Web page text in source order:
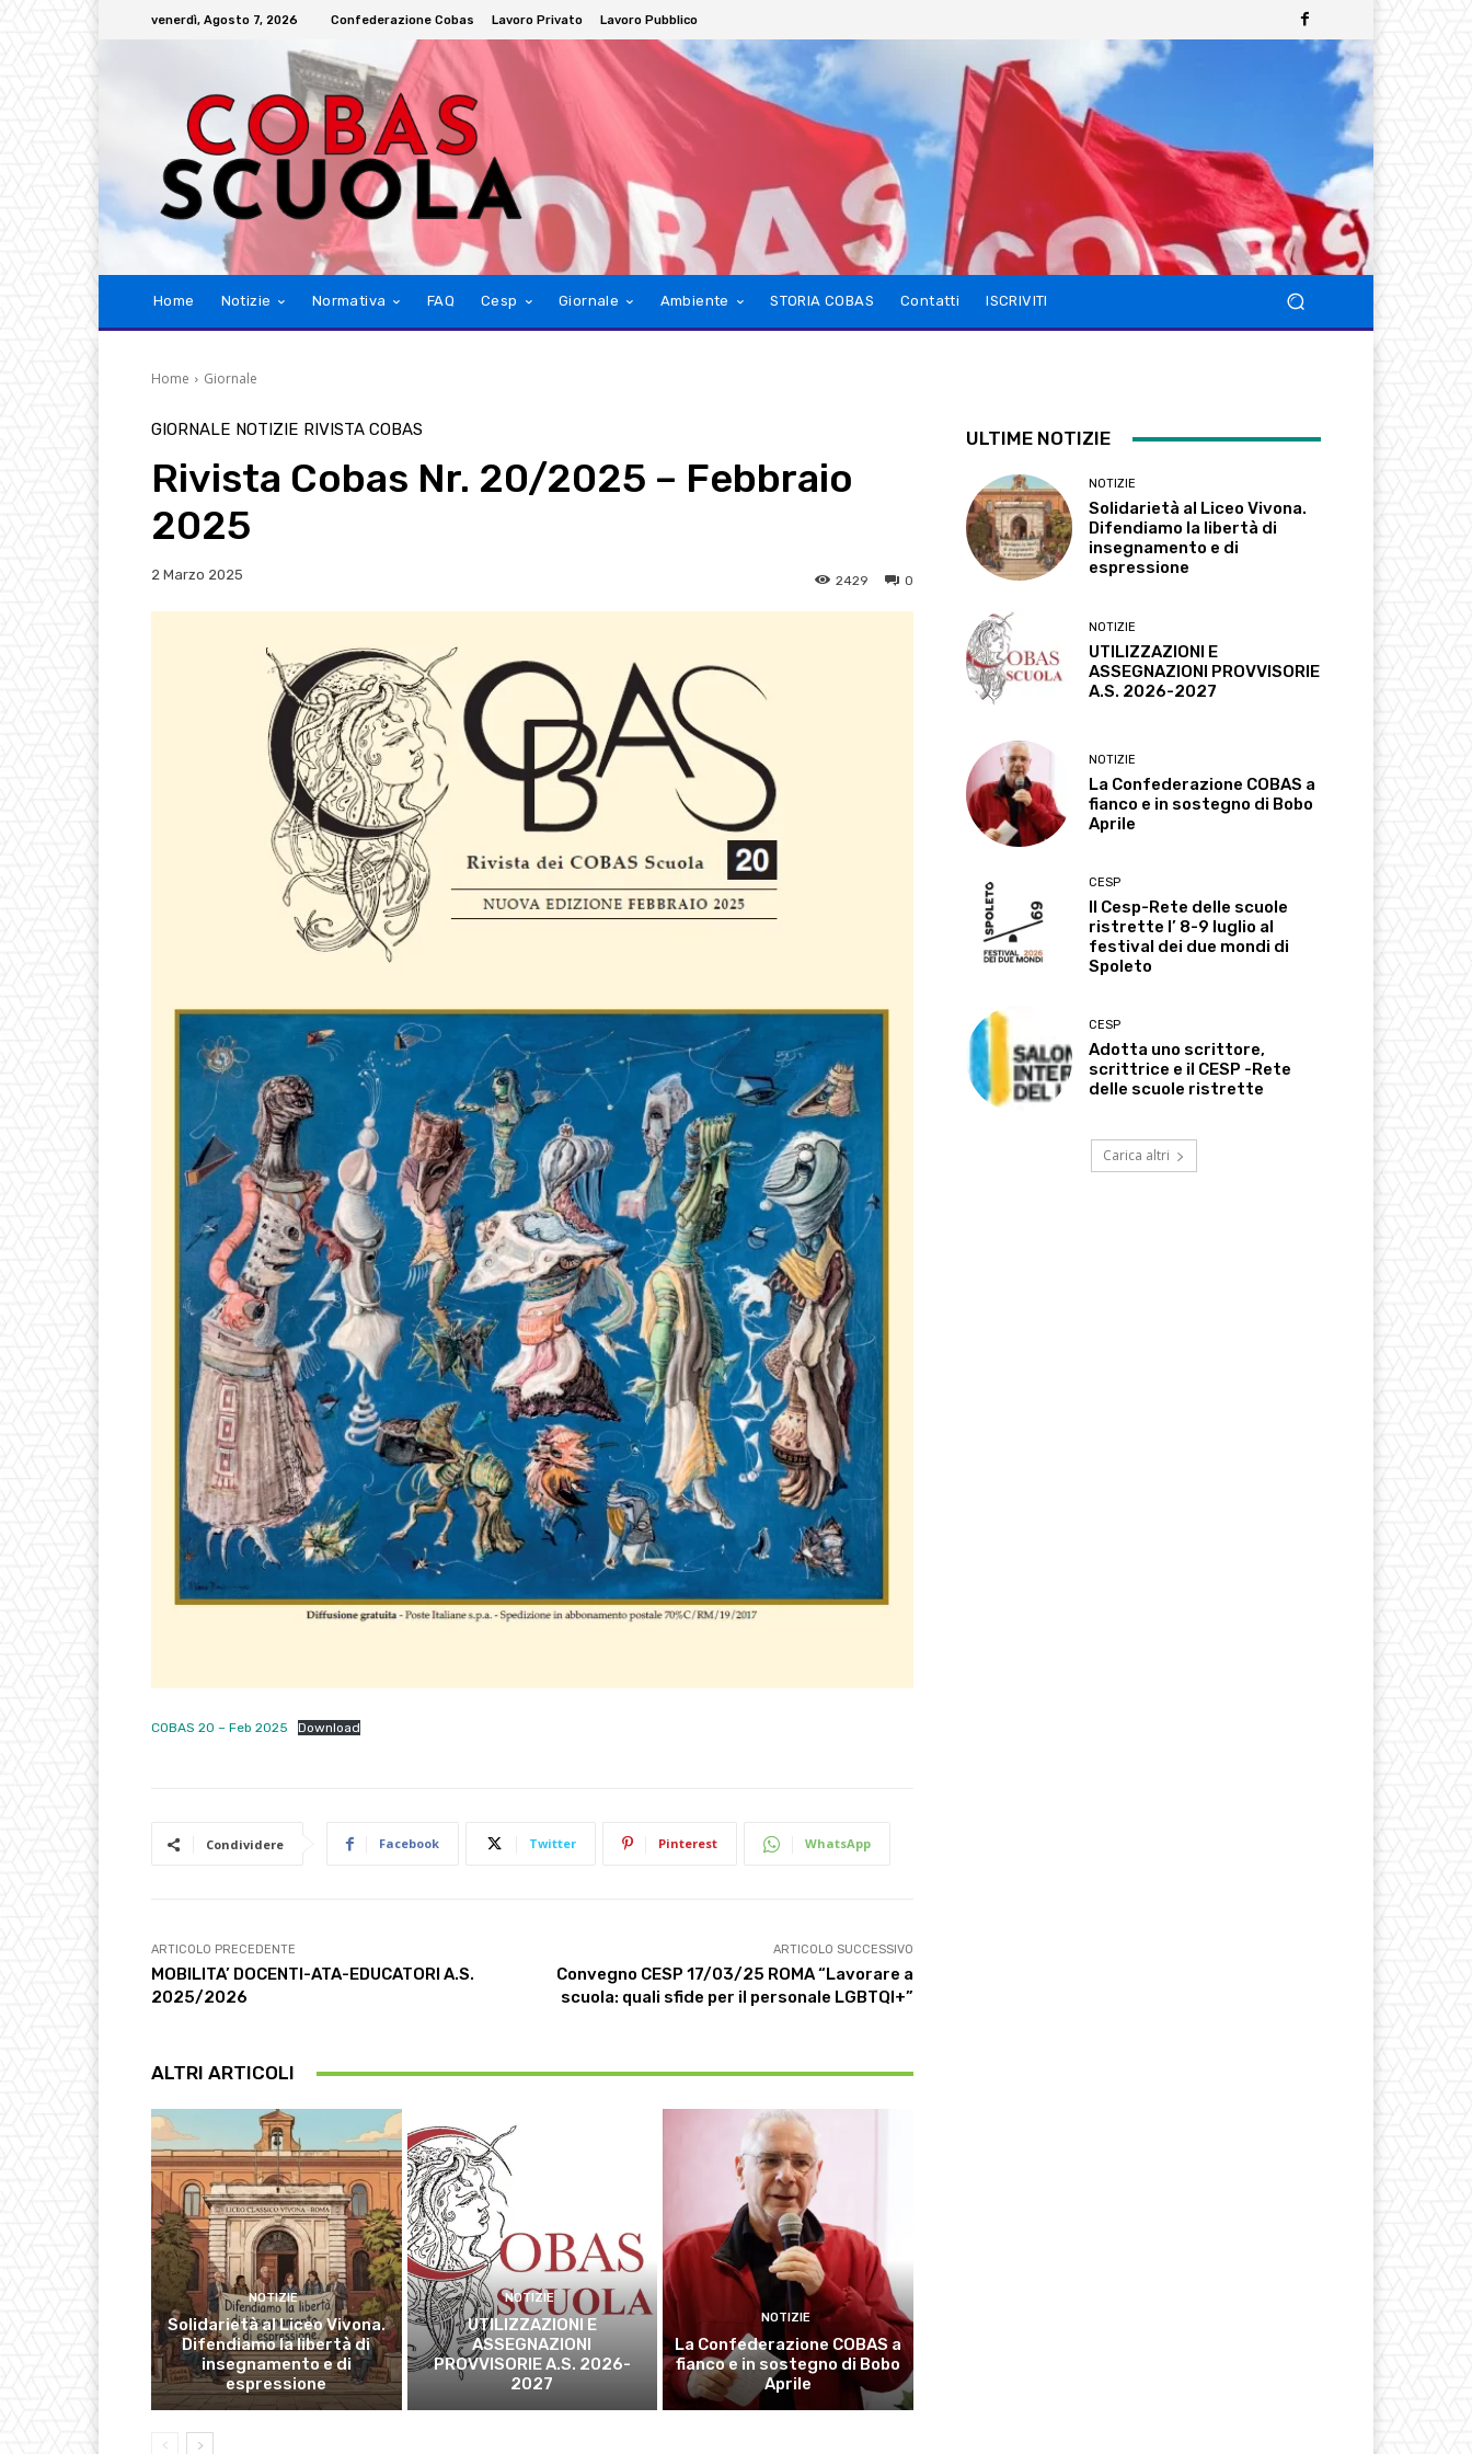
venerdì, Agosto 7, 2026 Confederazione Cobas Lavoro Privato Lavoro Pubblico
Home Notizie Normativa FAQ Cesp Giornale Ambiente STORIA COBAS Contatti ISCRIVITI
Home Giornale
GIORNALE NOTIZIE RIVISTA COBAS
Rivista Cobas Nr. 20/2025 – Febbraio
2025
2 Marzo 2025 0
2429
COBAS 20 – Feb 2025 Download
Condividere Facebook Twitter Pinterest WhatsApp
ARTICOLO PRECEDENTE
MOBILITA’ DOCENTI-ATA-EDUCATORI A.S.
2025/2026
ARTICOLO SUCCESSIVO
Convegno CESP 17/03/25 ROMA “Lavorare a
scuola: quali sfide per il personale LGBTQI+”
ALTRI ARTICOLI
NOTIZIE
Solidarietà al Liceo Vivona.
Difendiamo la libertà di
insegnamento e di
espressione
NOTIZIE
UTILIZZAZIONI E
ASSEGNAZIONI
PROVVISORIE A.S. 2026-
2027
NOTIZIE
La Confederazione COBAS a
fianco e in sostegno di Bobo
Aprile
ULTIME NOTIZIE
NOTIZIE
Solidarietà al Liceo Vivona.
Difendiamo la libertà di
insegnamento e di
espressione
NOTIZIE
UTILIZZAZIONI E
ASSEGNAZIONI PROVVISORIE
A.S. 2026-2027
NOTIZIE
La Confederazione COBAS a
fianco e in sostegno di Bobo
Aprile
CESP
Il Cesp-Rete delle scuole
ristrette l’ 8-9 luglio al
festival dei due mondi di
Spoleto
CESP
Adotta uno scrittore,
scrittrice e il CESP -Rete
delle scuole ristrette
Carica altri